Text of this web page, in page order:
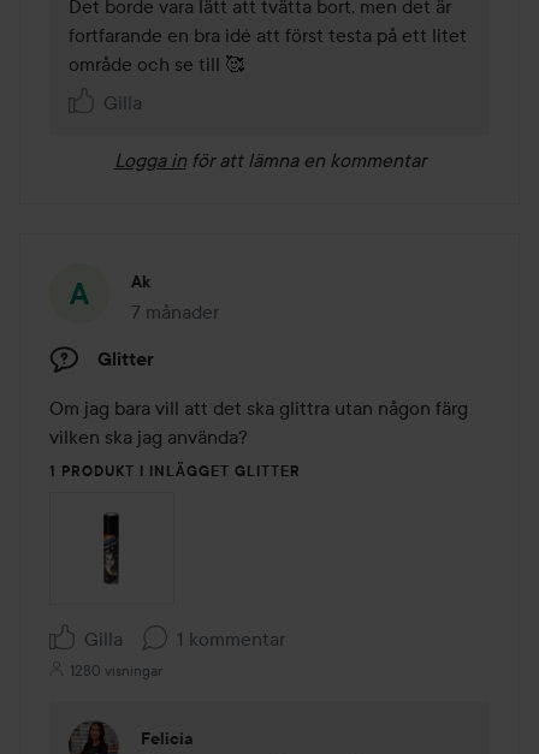
Det borde vara lätt att tvätta bort, men det är
fortfarande en bra idé att först testa på ett litet
område och se till 🥰
Gilla
Logga in för att lämna en kommentar
Ak
7 månader
Inlägget skapades 7 månader
Glitter
Om jag bara vill att det ska glittra utan någon färg
vilken ska jag använda?
1 PRODUKT I INLÄGGET GLITTER
Gilla 1 kommentar
1280 visningar
Felicia